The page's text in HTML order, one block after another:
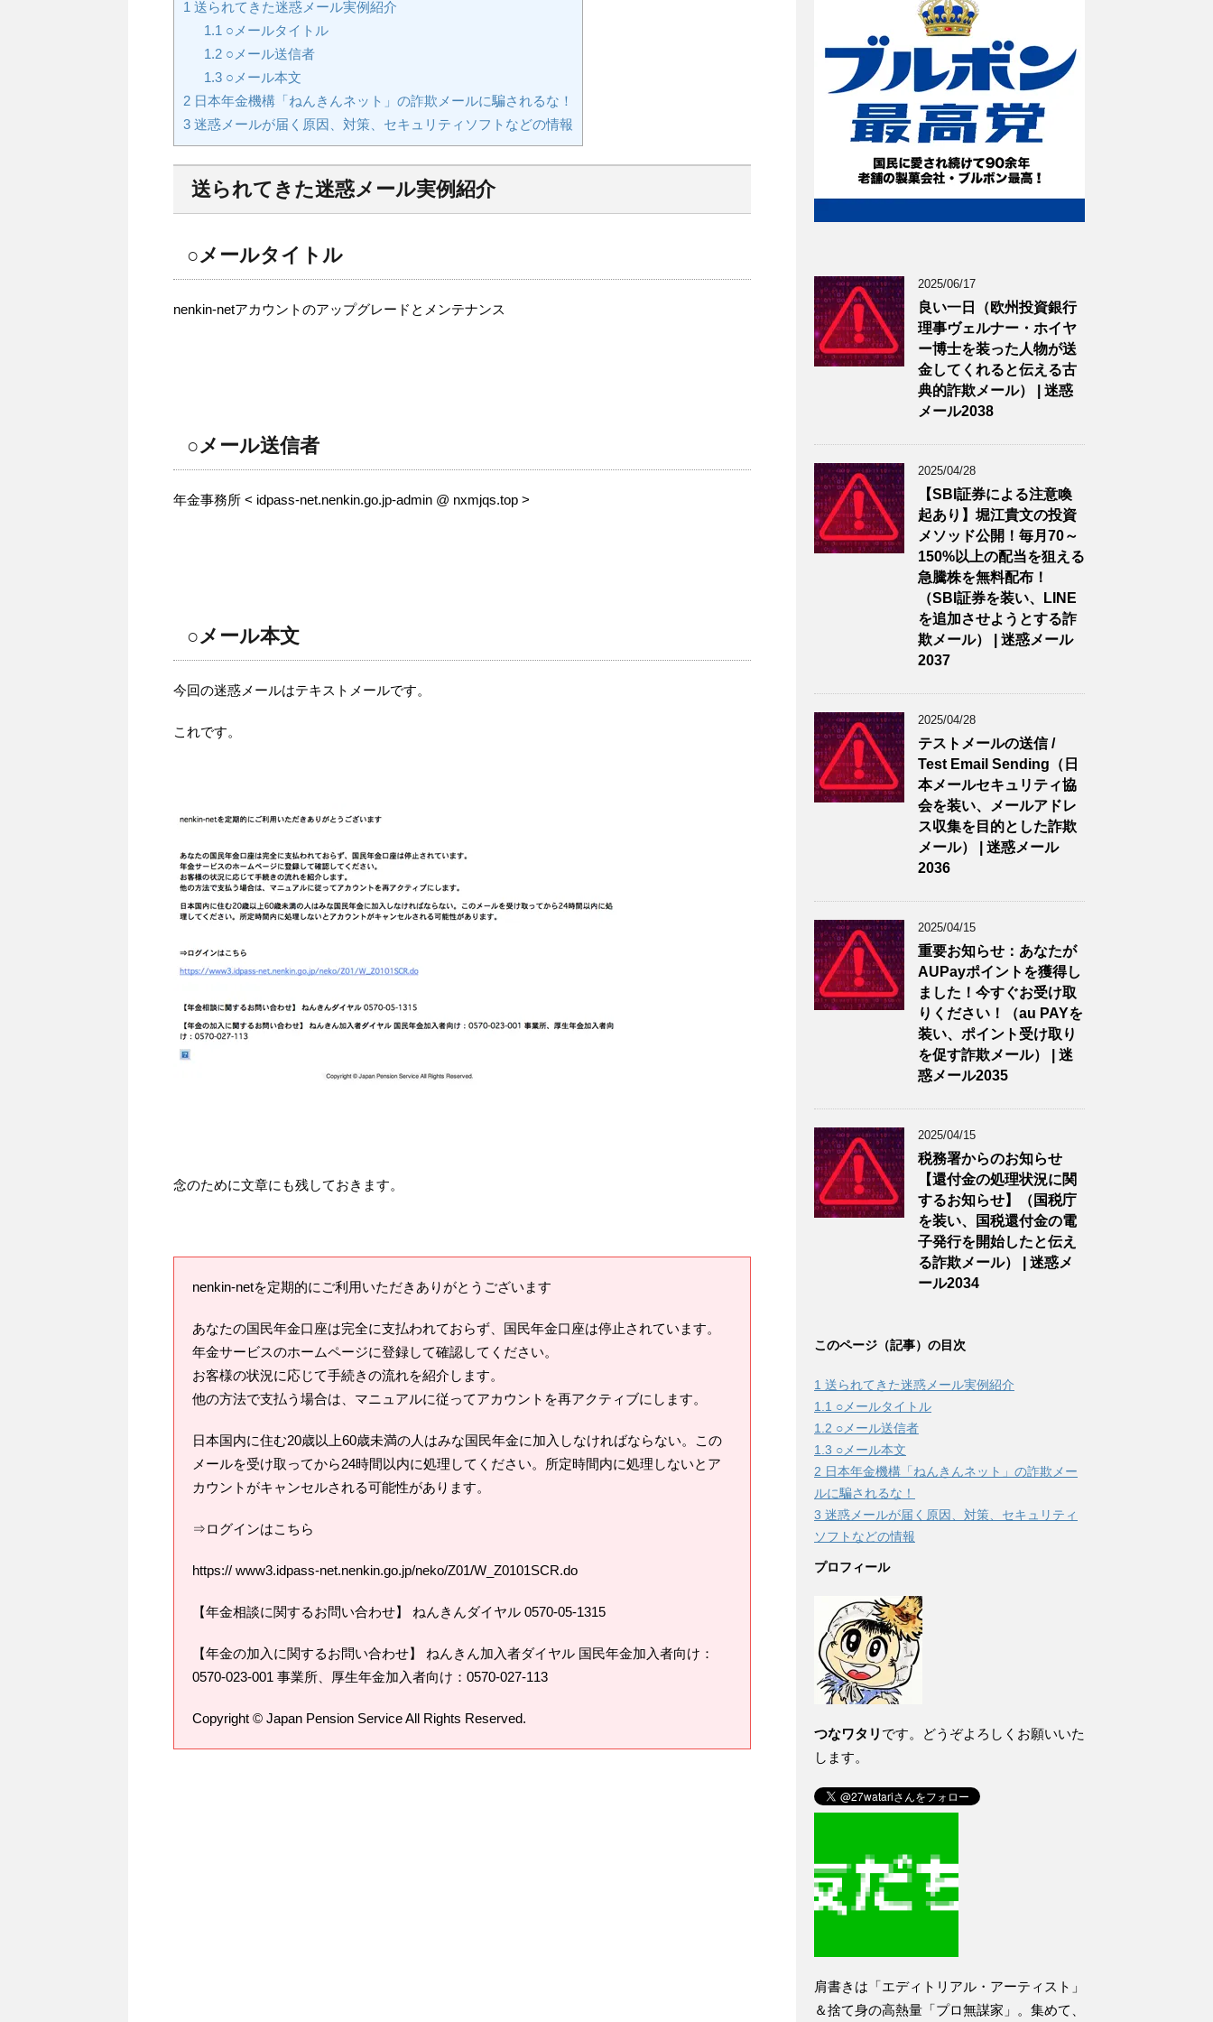
1 送られてきた迷惑メール実例紹介
1.1 ○メールタイトル
1.2○メール送信者
1.3○メール本文
2 日本年金機構「ねんきんネット」の詐欺メールに騙されるな！
3 迷惑メールが届く原因、対策、セキュリティソフトなどの情報
送られてきた迷惑メール実例紹介
○メールタイトル
nenkin-netアカウントのアップグレードとメンテナンス
○メール送信者
年金事務所 < idpass-net.nenkin.go.jp-admin @ nxmjqs.top >
○メール本文
今回の迷惑メールはテキストメールです。
これです。
念のために文章にも残しておきます。
nenkin-netを定期的にご利用いただきありがとうございます
あなたの国民年金口座は完全に支払われておらず、国民年金口座は停止されています。
年金サービスのホームページに登録して確認してください。
お客様の状況に応じて手続きの流れを紹介します。
他の方法で支払う場合は、マニュアルに従ってアカウントを再アクティブにします。
日本国内に住む20歳以上60歳未満の人はみな国民年金に加入しなければならない。この
メールを受け取ってから24時間以内に処理してください。所定時間内に処理しないとア
カウントがキャンセルされる可能性があります。
⇒ログインはこちら
https:// www3.idpass-net.nenkin.go.jp/neko/Z01/W_Z0101SCR.do
【年金相談に関するお問い合わせ】 ねんきんダイヤル 0570-05-1315
【年金の加入に関するお問い合わせ】 ねんきん加入者ダイヤル 国民年金加入者向け：
0570-023-001 事業所、厚生年金加入者向け：0570-027-113
Copyright © Japan Pension Service All Rights Reserved.
2025/06/17
良い一日（欧州投資銀行
理事ヴェルナー・ホイヤ
ー博士を装った人物が送
金してくれると伝える古
典的詐欺メール） | 迷惑
メール2038
2025/04/28
【SBI証券による注意喚
起あり】堀江貴文の投資
メソッド公開！毎月70～
150%以上の配当を狙える
急騰株を無料配布！
（SBI証券を装い、LINE
を追加させようとする詐
欺メール） | 迷惑メール
2037
2025/04/28
テストメールの送信 /
Test Email Sending（日
本メールセキュリティ協
会を装い、メールアドレ
ス収集を目的とした詐欺
メール） | 迷惑メール
2036
2025/04/15
重要お知らせ：あなたが
AUPayポイントを獲得し
ました！今すぐお受け取
りください！（au PAYを
装い、ポイント受け取り
を促す詐欺メール） | 迷
惑メール2035
2025/04/15
税務署からのお知らせ
【還付金の処理状況に関
するお知らせ】（国税庁
を装い、国税還付金の電
子発行を開始したと伝え
る詐欺メール） | 迷惑メ
ール2034
このページ（記事）の目次
1 送られてきた迷惑メール実例紹介
1.1 ○メールタイトル
1.2 ○メール送信者
1.3 ○メール本文
2 日本年金機構「ねんきんネット」の詐欺メー
ルに騙されるな！
3 迷惑メールが届く原因、対策、セキュリティ
ソフトなどの情報
プロフィール
つなワタリ です。どうぞよろしくお願いいた
します。
肩書きは「エディトリアル・アーティスト」
＆捨て身の高熱量「プロ無謀家」。集めて、